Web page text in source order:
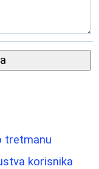
tretmanu
korisnika